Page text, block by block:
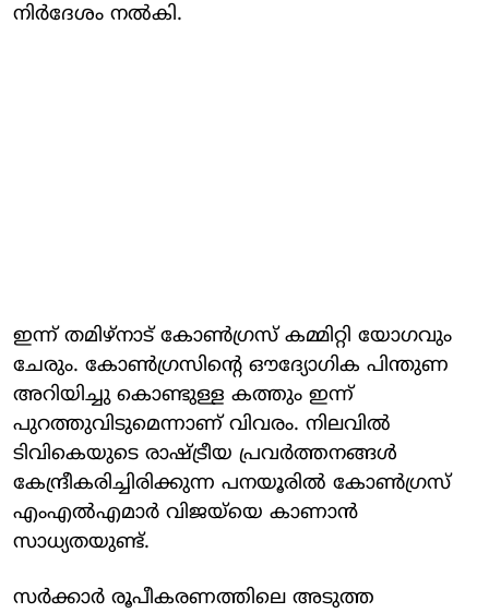
നിർദേശം നൽകി.
ഇന്ന് തമിഴ്‌നാട് കോൺഗ്രസ് കമ്മിറ്റി യോഗവും
ചേരും. കോൺ​ഗ്രസിന്റെ ഔദ്യോഗിക പിന്തുണ
അറിയിച്ചു കൊണ്ടുള്ള കത്തും ഇന്ന്
പുറത്തുവിടുമെന്നാണ് വിവരം. നിലവിൽ
ടിവികെയുടെ രാഷ്ട്രീയ പ്രവർത്തനങ്ങൾ
കേന്ദ്രീകരിച്ചിരിക്കുന്ന പനയൂരിൽ കോൺഗ്രസ്
എംഎൽഎമാർ വിജയ്‌യെ കാണാൻ
സാധ്യതയുണ്ട്.
സർക്കാർ രൂപീകരണത്തിലെ അടുത്ത